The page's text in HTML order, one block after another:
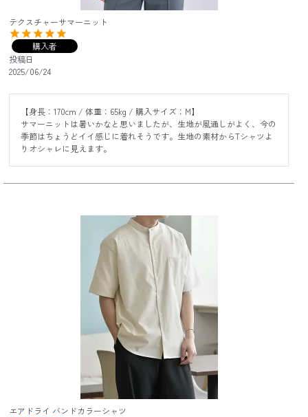
テクスチャーサマーニット
購入者
投稿日
2025/06/24
【身長：170cm / 体重：65kg / 購入サイズ：M】
サマーニットは暑いかなと思いましたが、生地が風通しがよく、今の
季節はちょうどイイ感じに着れそうです。生地の素材からTシャツよ
りオシャレに見えます。
エアドライ バンドカラーシャツ